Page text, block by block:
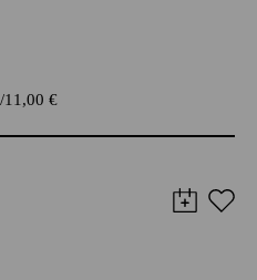
11,00 €